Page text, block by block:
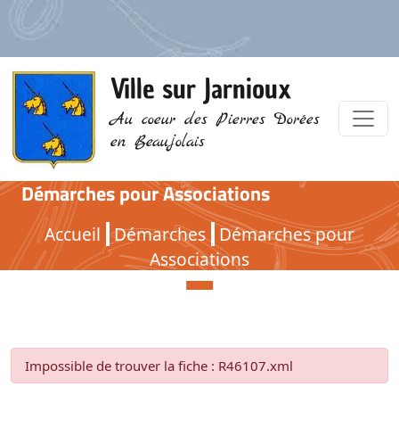
Ville sur Jarnioux
Au coeur des Pierres Dorées
en Beaujolais
Démarches pour Associations
Accueil Démarches Démarches pour
Associations
Démarches pour Associations
Impossible de trouver la fiche : R46107.xml